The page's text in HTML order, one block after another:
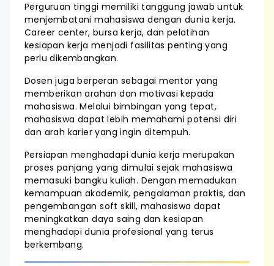
Perguruan tinggi memiliki tanggung jawab untuk
menjembatani mahasiswa dengan dunia kerja.
Career center, bursa kerja, dan pelatihan
kesiapan kerja menjadi fasilitas penting yang
perlu dikembangkan.
Dosen juga berperan sebagai mentor yang
memberikan arahan dan motivasi kepada
mahasiswa. Melalui bimbingan yang tepat,
mahasiswa dapat lebih memahami potensi diri
dan arah karier yang ingin ditempuh.
Persiapan menghadapi dunia kerja merupakan
proses panjang yang dimulai sejak mahasiswa
memasuki bangku kuliah. Dengan memadukan
kemampuan akademik, pengalaman praktis, dan
pengembangan soft skill, mahasiswa dapat
meningkatkan daya saing dan kesiapan
menghadapi dunia profesional yang terus
berkembang.